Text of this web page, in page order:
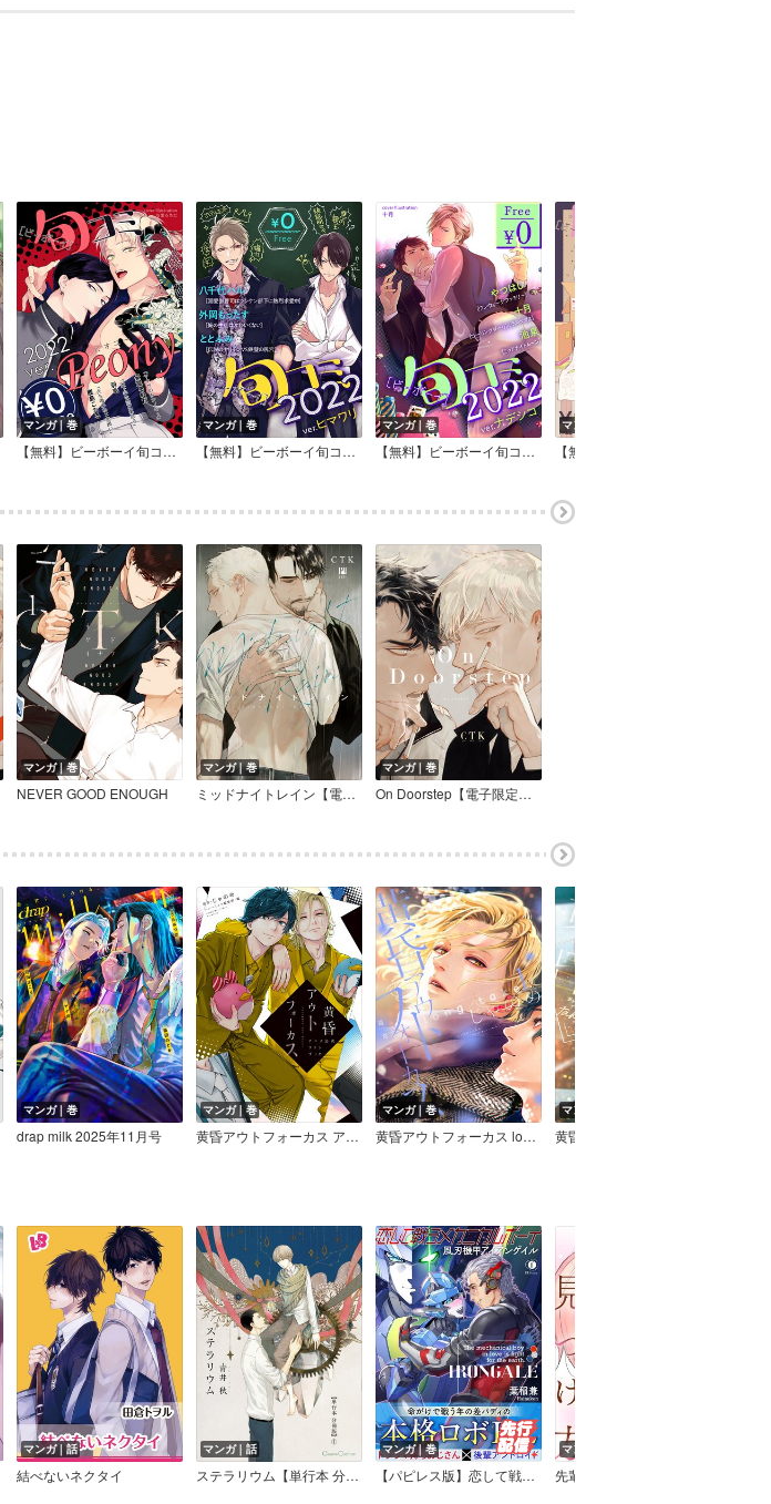
マンガ｜巻
【無料】ビーボーイ旬コミ 2022ver.ピオニー
マンガ｜巻
【無料】ビーボーイ旬コミ 2022ver.ヒマワリ
マンガ｜巻
【無料】ビーボーイ旬コミ 2022ver.ナデシコ
マンガ｜巻
マンガ｜巻
NEVER GOOD ENOUGH
マンガ｜巻
ミッドナイトレイン【電子限定かきおろし付】
マンガ｜巻
On Doorstep【電子限定かきおろし付】
マンガ｜巻
drap milk 2025年11月号
マンガ｜巻
黄昏アウトフォーカス アニメ公式ファンブック
マンガ｜巻
黄昏アウトフォーカス long take
マンガ｜話
マンガ｜話
結べないネクタイ
マンガ｜話
ステラリウム【単行本 分冊版】
マンガ｜巻
【パピレス版】恋して戦うメカニカルボーイ―風刃機甲アイアンゲイル―（合本版）
マンガ｜話
先輩の見つけ方